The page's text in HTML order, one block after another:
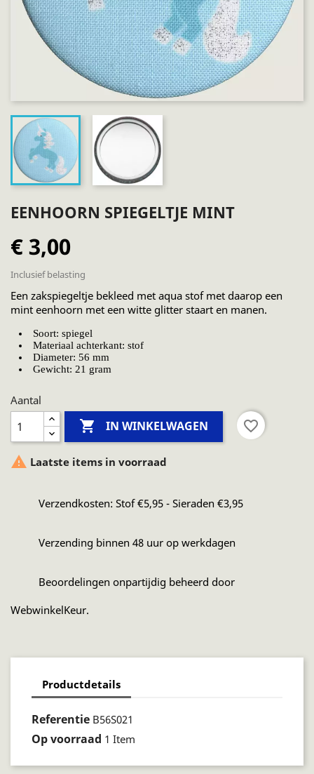
EENHOORN SPIEGELTJE MINT
€ 3,00
Inclusief belasting
Een zakspiegeltje bekleed met aqua stof met daarop een
mint eenhoorn met een witte glitter staart en manen.
Soort: spiegel
Materiaal achterkant: stof
Diameter: 56 mm
Gewicht: 21 gram
Aantal
 IN WINKELWAGEN favorite_border
 Laatste items in voorraad
Verzendkosten: Stof €5,95 - Sieraden €3,95
Verzending binnen 48 uur op werkdagen
Beoordelingen onpartijdig beheerd door
WebwinkelKeur.
Productdetails
Referentie B56S021
Op voorraad 1 Item